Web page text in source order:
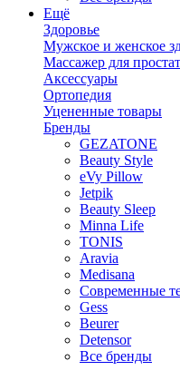
Ещё
Здоровье
Мужское и женское
Массажер для
Аксессуары
Ортопедия
Уцененные товары
Бренды
GEZATONE
Beauty Style
eVy Pillow
Jetpik
Beauty Sleep
Minna Life
TONIS
Aravia
Medisana
Современные
Gess
Beurer
Detensor
Все бренды